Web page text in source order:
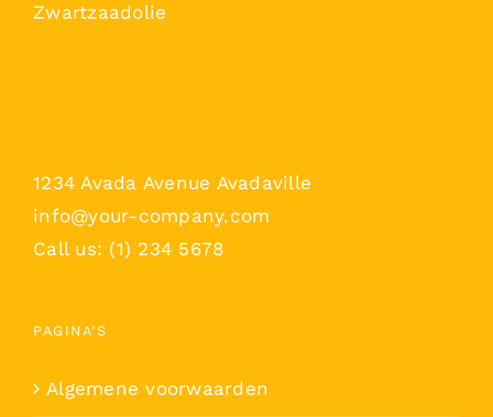
Zwartzaadolie
1234 Avada Avenue Avadaville
info@your-company.com
Call us: (1) 234 5678
PAGINA’S
Algemene voorwaarden